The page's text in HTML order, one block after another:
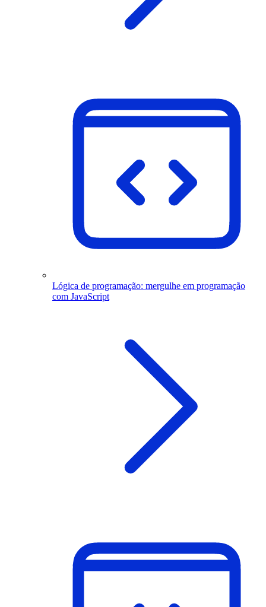
Lógica de programação: mergulhe em programação
com JavaScript